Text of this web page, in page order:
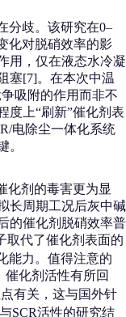
分歧。该研究在0–
化对脱硝效率的影
用，仅在液态水冷凝
塞[7]。在本次中温
吸附的作用而非不
度上“刷新”催化剂表
电除尘一体化系统
。
化剂的毒害更为显
长周期工况后灰中碱
的催化剂脱硝效率普
取代了催化剂表面的
能力。值得注意的
催化剂活性有所回
有关，这与国外针
与SCR活性的研究结